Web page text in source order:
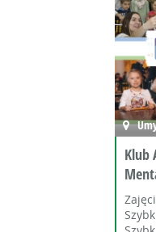
Umysł
Klub
Zajęcia z
Szybkie